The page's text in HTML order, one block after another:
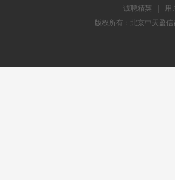
诚聘精英
用
版权所有：北京中天盈